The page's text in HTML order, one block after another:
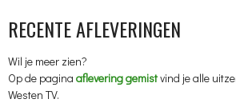
RECENTE AFLEVERINGEN
Wil je meer zien?
Op de pagina aflevering gemistvind je alle
Westen TV.